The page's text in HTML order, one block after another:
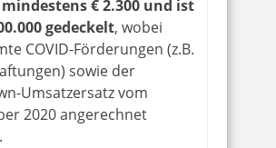
mindestens € 2.300 und ist
gedeckelt, wobei
COVID-Förderungen (z.B.
sowie der
Umsatzersatz vom
2020 angerechnet